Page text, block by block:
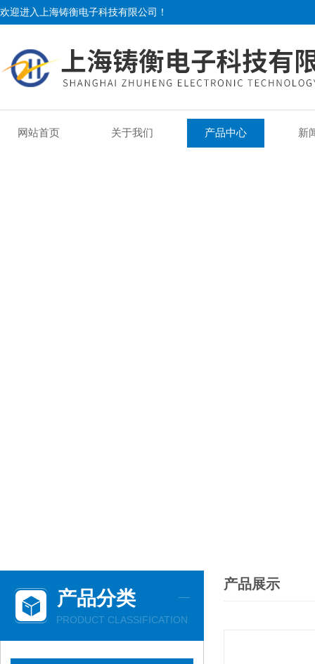
欢迎进入上海铸衡电子科技有限公司！
网站首页 关于我们 产品中心 新
产品分类
PRODUCT CLASSIFICATION
产品展示